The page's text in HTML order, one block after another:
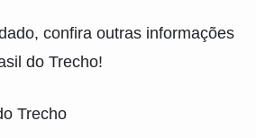
confira outras informações
do Trecho!
Trecho